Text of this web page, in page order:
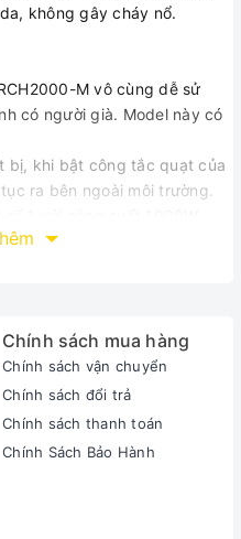
không gây cháy nổ.
M vô cùng dễ sử
có người già. Model này có
bị, khi bật công tắc quạt của
ra bên ngoài môi trường.
2 với công suất 2000W.
Rapido RCH2000-M
sưởi dầu
chuyển
trong sử dụng, có thể
phòng ngủ, phòng khách
gây khó thở, không làm
Chính sách mua hàng
Chính sách vận chuyển
Chính sách đổi trả
Chính sách thanh toán
Chính Sách Bảo Hành